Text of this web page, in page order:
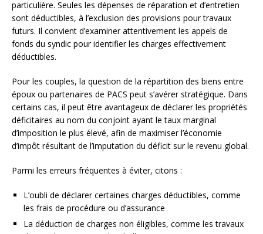
particulière. Seules les dépenses de réparation et d’entretien
sont déductibles, à l’exclusion des provisions pour travaux
futurs. Il convient d’examiner attentivement les appels de
fonds du syndic pour identifier les charges effectivement
déductibles.
Pour les couples, la question de la répartition des biens entre
époux ou partenaires de PACS peut s’avérer stratégique. Dans
certains cas, il peut être avantageux de déclarer les propriétés
déficitaires au nom du conjoint ayant le taux marginal
d’imposition le plus élevé, afin de maximiser l’économie
d’impôt résultant de l’imputation du déficit sur le revenu global.
Parmi les erreurs fréquentes à éviter, citons :
L’oubli de déclarer certaines charges déductibles, comme
les frais de procédure ou d’assurance
La déduction de charges non éligibles, comme les travaux